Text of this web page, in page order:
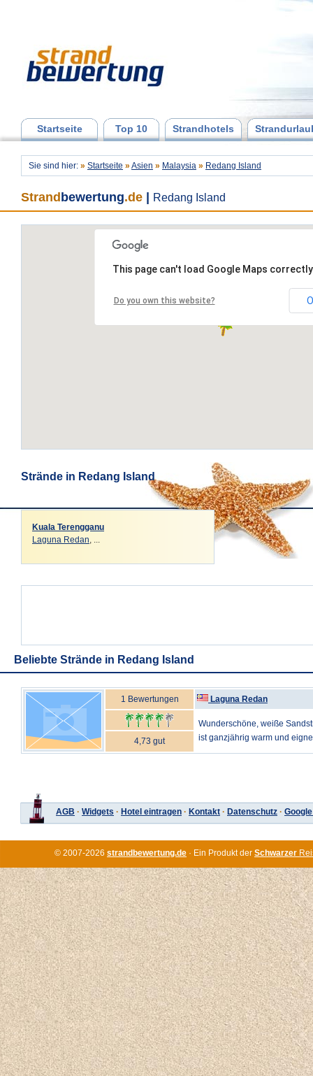
Startseite Top 10 Strandhotels
Sie sind hier: » Startseite » Asien » Malaysia » Redang Island
Strand bewertung.de Redang Island
This page can't load Google Maps
Do you own this website?
Strände in Redang Island
Kuala Terengganu
Laguna Redan, ...
Beliebte Strände in Redang Island
1 Bewertungen Laguna Redan
Wunderschöne, weiße
ist ganzjährig warm und
4,73 gut
AGB · Widgets · Hotel eintragen · Kontakt · Datenschutz ·
© 2007-2026 strandbewertung.de · Ein Produkt der Schwarzer